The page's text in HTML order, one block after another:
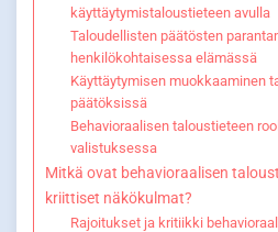
käyttäytymistaloustieteen avulla
Taloudellisten päätösten
henkilökohtaisessa elämässä
Käyttäytymisen muokkaaminen
päätöksissä
Behavioraalisen taloustieteen
valistuksessa
Mitkä ovat behavioraalisen
kriittiset näkökulmat?
Rajoitukset ja kritiikki